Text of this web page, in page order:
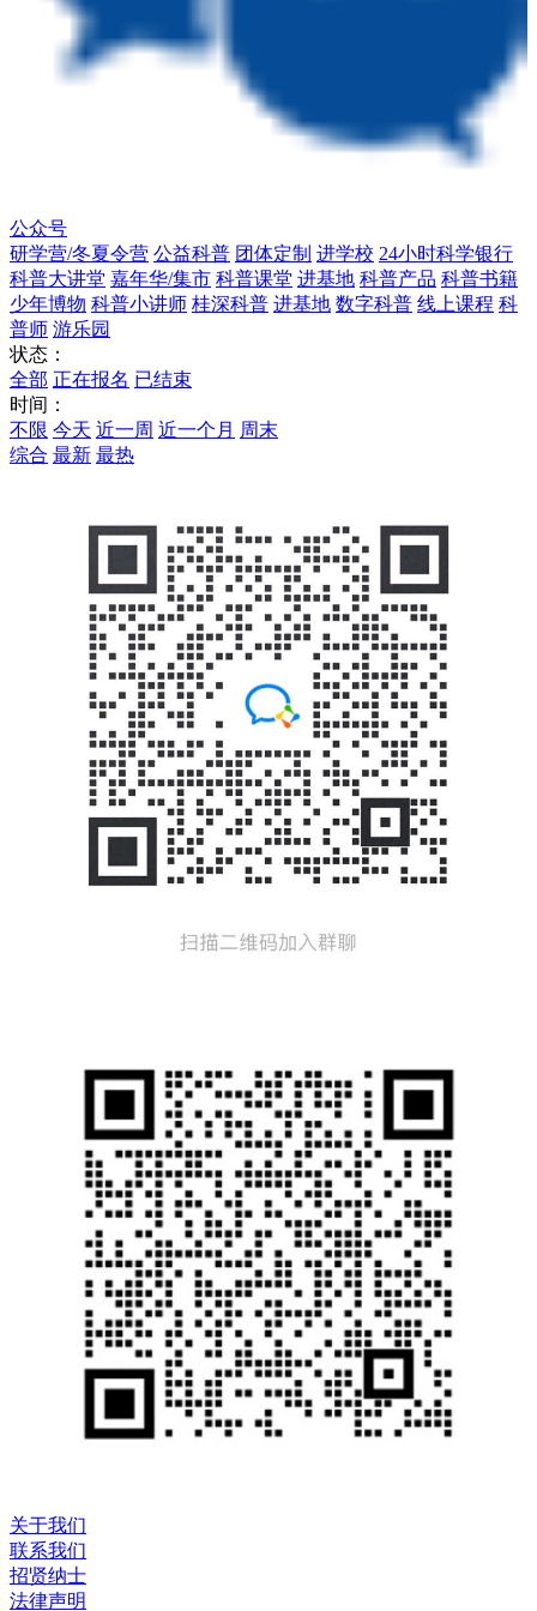
公众号
研学营/冬夏令营 公益科普 团体定制 进学校 24小时科学银行
科普大讲堂 嘉年华/集市 科普课堂 进基地 科普产品 科普书籍
少年博物 科普小讲师 桂深科普 进基地 数字科普 线上课程 科
普师 游乐园
状态：
全部 正在报名 已结束
时间：
不限 今天 近一周 近一个月 周末
综合 最新 最热
关于我们
联系我们
招贤纳士
法律声明